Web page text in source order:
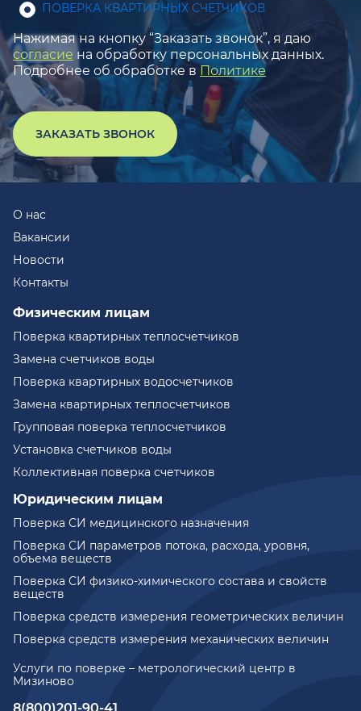
ПОВЕРКА КВАРТИРНЫХ СЧЕТЧИКОВ
Нажимая на кнопку “Заказать звонок”, я даю
согласие на обработку персональных данных.
Подробнее об обработке в Политике
ЗАКАЗАТЬ ЗВОНОК
Услуги по поверке – метрологический центр в
Мизиново
О нас
Вакансии
Новости
Контакты
Физическим лицам
Поверка квартирных теплосчетчиков
Замена счетчиков воды
Поверка квартирных водосчетчиков
Замена квартирных теплосчетчиков
Групповая поверка теплосчетчиков
Установка счетчиков воды
Коллективная поверка счетчиков
Юридическим лицам
Поверка СИ медицинского назначения
Поверка СИ параметров потока, расхода, уровня,
объема веществ
Поверка СИ физико-химического состава и свойств
веществ
Поверка средств измерения геометрических величин
Поверка средств измерения механических величин